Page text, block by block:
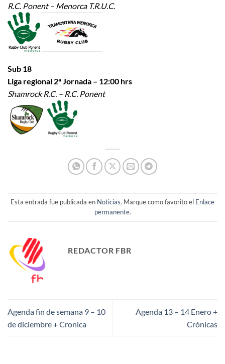
R.C. Ponent – Menorca T.R.U.C.
Sub 18
Liga regional 2ª Jornada – 12:00 hrs
Shamrock R.C. – R.C. Ponent
Esta entrada fue publicada en Noticias. Marque como favorito el Enlace
permanente.
REDACTOR FBR
Agenda fin de semana 9 – 10
de diciembre + Cronica
Agenda 13 – 14 Enero +
Crónicas